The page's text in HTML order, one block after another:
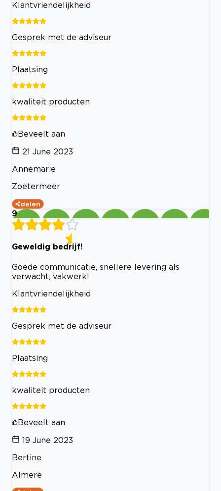
Klantvriendelijkheid
Gesprek met de adviseur
Plaatsing
kwaliteit producten
Beveelt aan
21 June 2023
Annemarie
Zoetermeer
delen
9
Geweldig bedrijf!
Goede communicatie, snellere levering als
verwacht, vakwerk!
Klantvriendelijkheid
Gesprek met de adviseur
Plaatsing
kwaliteit producten
Beveelt aan
19 June 2023
Bertine
Almere